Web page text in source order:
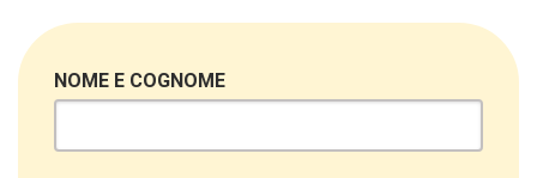
NOME E COGNOME